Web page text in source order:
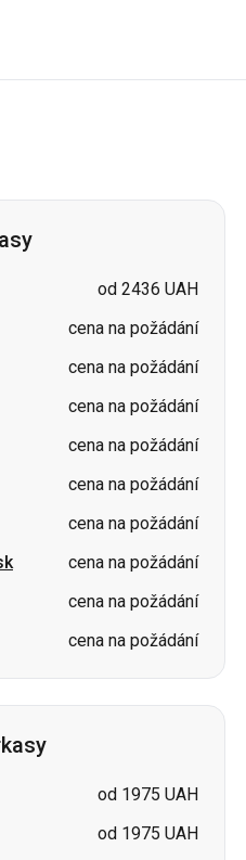
cena na požádání
cena na požádání
cena na požádání
cena na požádání
cena na požádání
cena na požádání
cena na požádání
od 1975 UAH
cena na požádání
cena na požádání